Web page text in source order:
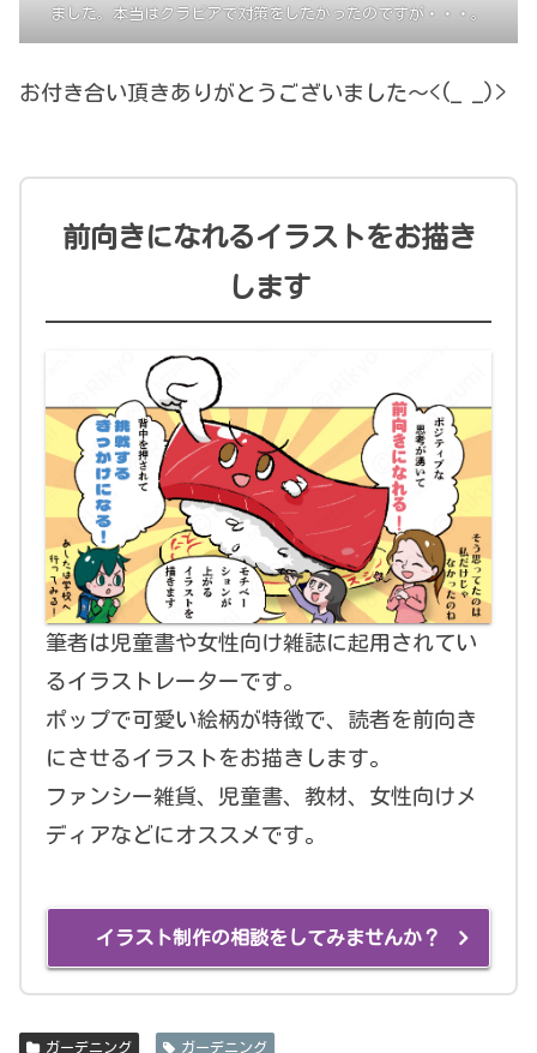
ました。本当はクラピアで対策をしたかったのですが・・・。
お付き合い頂きありがとうございました～<(_ _)>
前向きになれるイラストをお描き
します
筆者は児童書や女性向け雑誌に起用されてい
るイラストレーターです。
ポップで可愛い絵柄が特徴で、読者を前向き
にさせるイラストをお描きします。
ファンシー雑貨、児童書、教材、女性向けメ
ディアなどにオススメです。
イラスト制作の相談をしてみませんか？
ガーデニング ガーデニング